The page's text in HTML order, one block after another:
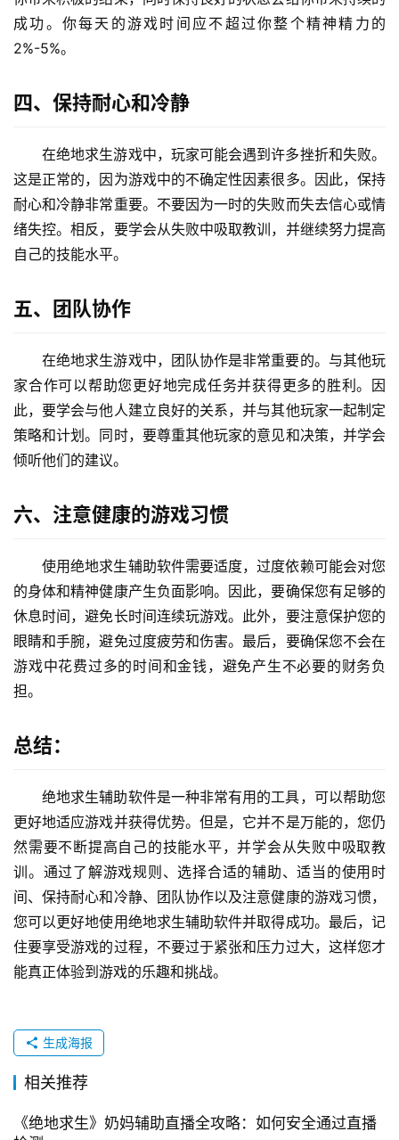
成功。你每天的游戏时间应不超过你整个精神精力的
2%-5%。
四、保持耐心和冷静
在绝地求生游戏中，玩家可能会遇到许多挫折和失败。
这是正常的，因为游戏中的不确定性因素很多。因此，保持
耐心和冷静非常重要。不要因为一时的失败而失去信心或情
绪失控。相反，要学会从失败中吸取教训，并继续努力提高
自己的技能水平。
五、团队协作
在绝地求生游戏中，团队协作是非常重要的。与其他玩
家合作可以帮助您更好地完成任务并获得更多的胜利。因
此，要学会与他人建立良好的关系，并与其他玩家一起制定
策略和计划。同时，要尊重其他玩家的意见和决策，并学会
倾听他们的建议。
六、注意健康的游戏习惯
使用绝地求生辅助软件需要适度，过度依赖可能会对您
的身体和精神健康产生负面影响。因此，要确保您有足够的
休息时间，避免长时间连续玩游戏。此外，要注意保护您的
眼睛和手腕，避免过度疲劳和伤害。最后，要确保您不会在
游戏中花费过多的时间和金钱，避免产生不必要的财务负
担。
总结：
绝地求生辅助软件是一种非常有用的工具，可以帮助您
更好地适应游戏并获得优势。但是，它并不是万能的，您仍
然需要不断提高自己的技能水平，并学会从失败中吸取教
训。通过了解游戏规则、选择合适的辅助、适当的使用时
间、保持耐心和冷静、团队协作以及注意健康的游戏习惯，
您可以更好地使用绝地求生辅助软件并取得成功。最后，记
住要享受游戏的过程，不要过于紧张和压力过大，这样您才
能真正体验到游戏的乐趣和挑战。
生成海报
相关推荐
《绝地求生》奶妈辅助直播全攻略：如何安全通过直播